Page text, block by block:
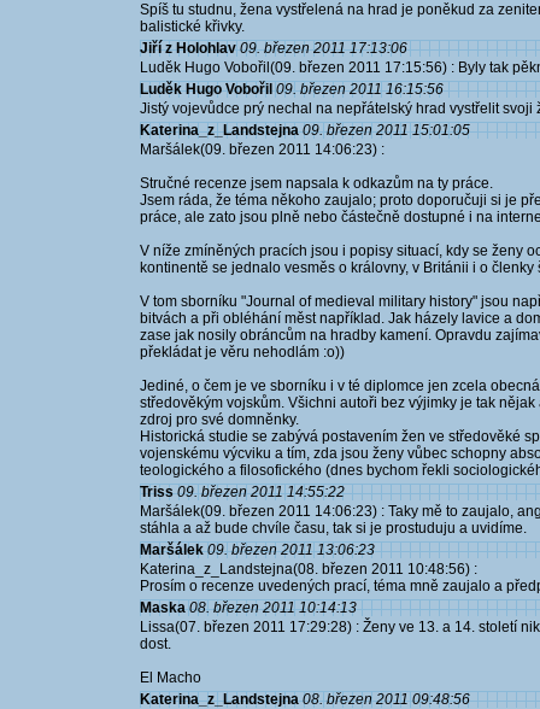
Spíš tu studnu, žena vystřelená na hrad je poněkud za
balistické křivky.
Jiří z Holohlav 09. březen 2011 17:13:06
Luděk Hugo Vobořil(09. březen 2011 17:15:56) : Byly tak
Luděk Hugo Vobořil 09. březen 2011 16:15:56
Jistý vojevůdce prý nechal na nepřátelský hrad vystřelit
Katerina_z_Landstejna 09. březen 2011 15:01:05
Maršálek(09. březen 2011 14:06:23) :
Stručné recenze jsem napsala k odkazům na ty práce.
Jsem ráda, že téma někoho zaujalo; proto doporučuji si je
práce, ale zato jsou plně nebo částečně dostupné i na
V níže zmíněných pracích jsou i popisy situací, kdy se ženy
kontinentě se jednalo vesměs o královny, v Británii i o
V tom sborníku "Journal of medieval military history" jsou
bitvách a při obléhání měst například. Jak házely lavice a
zase jak nosily obráncům na hradby kamení. Opravdu
překládat je věru nehodlám :o))
Jediné, o čem je ve sborníku i v té diplomce jen zcela
středověkým vojskům. Všichni autoři bez výjimky je tak
zdroj pro své domněnky.
Historická studie se zabývá postavením žen ve středověké
vojenskému výcviku a tím, zda jsou ženy vůbec schopny
teologického a filosofického (dnes bychom řekli
Triss 09. březen 2011 14:55:22
Maršálek(09. březen 2011 14:06:23) : Taky mě to zaujalo,
stáhla a až bude chvíle času, tak si je prostuduju a uvidíme.
Maršálek 09. březen 2011 13:06:23
Katerina_z_Landstejna(08. březen 2011 10:48:56) :
Prosím o recenze uvedených prací, téma mně zaujalo a
Maska 08. březen 2011 10:14:13
Lissa(07. březen 2011 17:29:28) : Ženy ve 13. a 14. století
dost.
El Macho
Katerina_z_Landstejna 08. březen 2011 09:48:56